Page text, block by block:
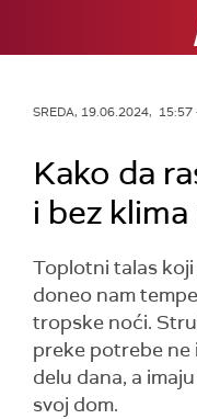
SREDA, 19.06.2024, 15:57
Kako da
i bez
Toplotni talas
doneo nam
tropske noći.
preke potrebe ne
delu dana, a
svoj dom.